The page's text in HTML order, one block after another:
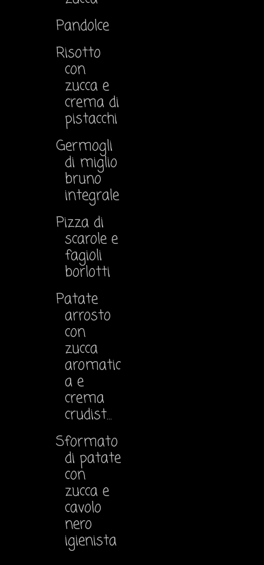
Pandolce
Risotto
con
zucca e
crema di
pistacchi
Germogli
di miglio
bruno
integrale
Pizza di
scarole e
fagioli
borlotti
Patate
arrosto
con
zucca
aromatic
a e
crema
crudist...
Sformato
di patate
con
zucca e
cavolo
nero
igienista